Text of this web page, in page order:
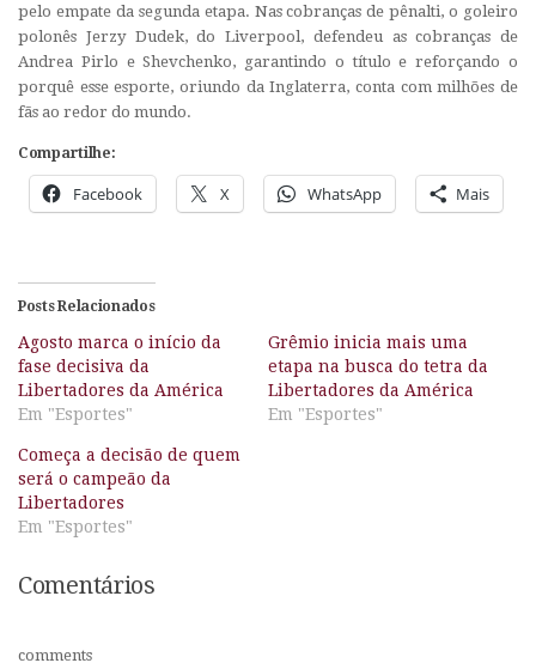
pelo empate da segunda etapa. Nas cobranças de pênalti, o goleiro
polonês Jerzy Dudek, do Liverpool, defendeu as cobranças de
Andrea Pirlo e Shevchenko, garantindo o título e reforçando o
porquê esse esporte, oriundo da Inglaterra, conta com milhões de
fãs ao redor do mundo.
Compartilhe:
Facebook X WhatsApp Mais
Posts Relacionados
Agosto marca o início da
fase decisiva da
Libertadores da América
Em "Esportes"
Grêmio inicia mais uma
etapa na busca do tetra da
Libertadores da América
Em "Esportes"
Começa a decisão de quem
será o campeão da
Libertadores
Em "Esportes"
Comentários
comments